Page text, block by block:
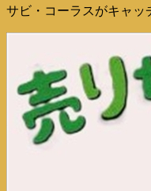
サビ・コーラスがキャッ